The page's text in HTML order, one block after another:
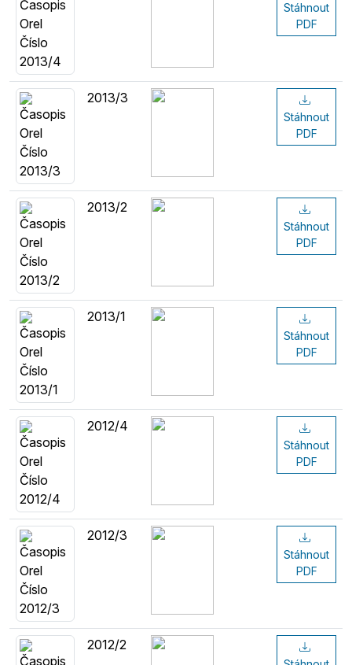
Stáhnout
PDF
2013/3
Stáhnout
PDF
2013/2
Stáhnout
PDF
2013/1
Stáhnout
PDF
2012/4
Stáhnout
PDF
2012/3
Stáhnout
PDF
2012/2